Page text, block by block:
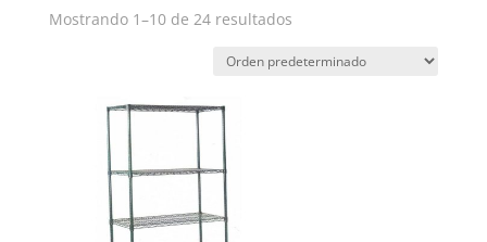
Mostrando 1–10 de 24 resultados